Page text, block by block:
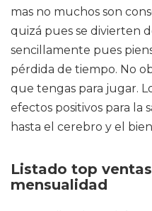
mas no muchos son
quizá pues se divierten
sencillamente pues
pérdida de tiempo. No
que tengas para jugar.
efectos positivos para la
hasta el cerebro y el
Listado top
mensualidad